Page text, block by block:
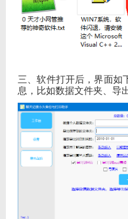
三、软件打开后，界面如
息，比如数据文件夹、导